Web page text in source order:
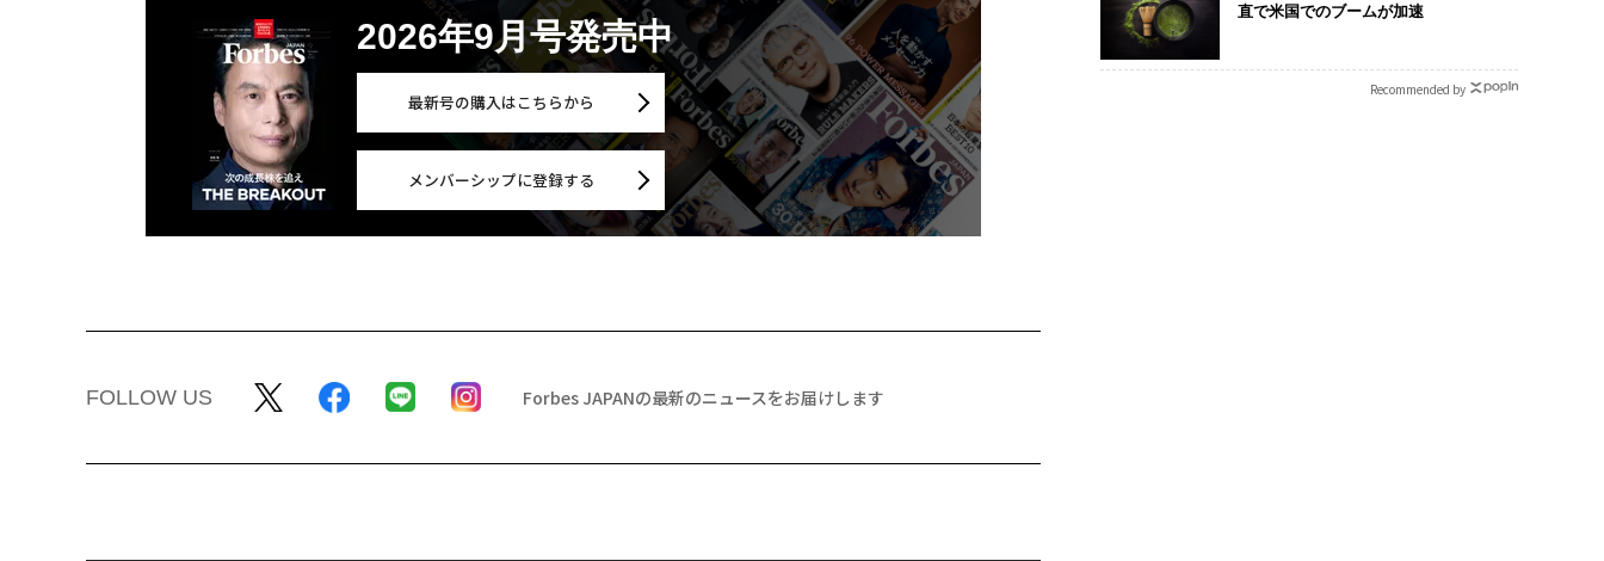
2026年9月号発売中
最新号の購入はこちらから
メンバーシップに登録する
FOLLOW US Forbes JAPANの最新のニュースをお届けします
直で米国でのブームが加速
Recommended by